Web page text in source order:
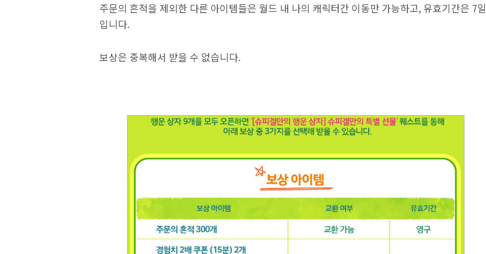
주문의 흔적을 제외한 다른 아이템들은 월드 내 나의 캐릭터간 이동만 가능하고, 유효기간은 7일
입니다.
보상은 중복해서 받을 수 없습니다.